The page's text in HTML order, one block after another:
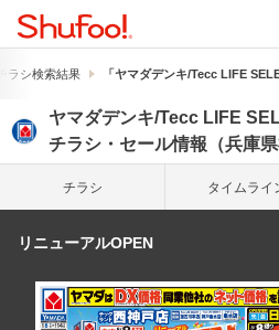
ラシ検索結果 「ヤマダデンキ/Tecc LIFE
ヤマダデンキ/Tecc LIFE
チラシ・セール情報（兵庫県
チラシ タイム ライ
リニューアルOPEN